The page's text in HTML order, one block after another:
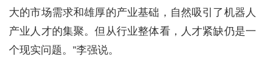
大的市场需求和雄厚的产业基础，自然吸引了机器人
产业人才的集聚。但从行业整体看，人才紧缺仍是一
个现实问题。”李强说。